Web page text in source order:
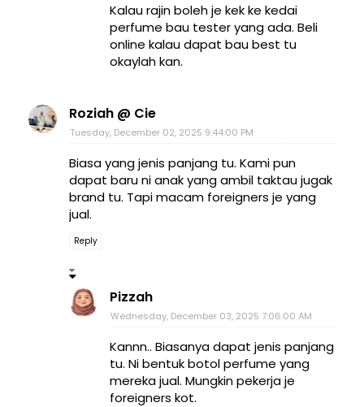
Kalau rajin boleh je kek ke kedai
perfume bau tester yang ada. Beli
online kalau dapat bau best tu
okaylah kan.
Roziah @ Cie
Tuesday, December 02, 2025 9:44:00 PM
Biasa yang jenis panjang tu. Kami pun
dapat baru ni anak yang ambil taktau jugak
brand tu. Tapi macam foreigners je yang
jual.
Reply
Pizzah
Wednesday, December 03, 2025 7:06:00 AM
Kannn.. Biasanya dapat jenis panjang
tu. Ni bentuk botol perfume yang
mereka jual. Mungkin pekerja je
foreigners kot.